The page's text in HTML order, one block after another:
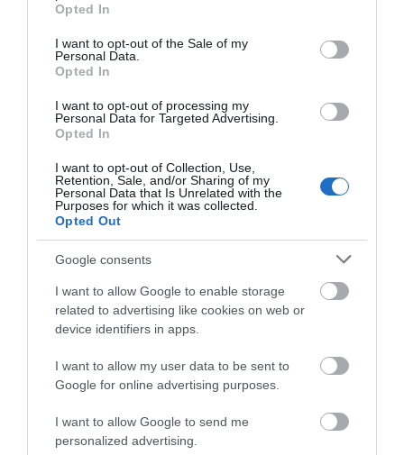
use your data for below specified purposes in below Google
consent section.
Opted In
I want to opt-out of the Sale of my
Personal Data.
Opted In
I want to opt-out of processing my
Personal Data for Targeted Advertising.
Opted In
I want to opt-out of Collection, Use,
Retention, Sale, and/or Sharing of my
Personal Data that Is Unrelated with the
Purposes for which it was collected.
Opted Out
Google consents
I want to allow Google to enable storage
related to advertising like cookies on web or
device identifiers in apps.
I want to allow my user data to be sent to
Google for online advertising purposes.
I want to allow Google to send me
personalized advertising.
Όμιλος ΔΕΗ: Νέα συμφωνία για
χαρτοφυλάκιο έργων ΑΠΕ
08.08.2026 | 14:40
Σήμερα το μεγαλύτερο πανηγύρι
του καλοκαιριού στην Εύβοια
Συρροή πιστών σε αυτό το
Μοναστήρι της Εύβοιας!
Έξοδος Αυγούστου: Οι Αθηναίοι
«ψηφίζουν» Εύβοια για τις
διακοπές τους!
08.08.2026 | 13:40
περιπτώσεις η ΑΑΔΕ επιβάλλει
φόρο από 10% έως 40%
φορά παππούς!
«Κόκκινος»
συναγερμός στην
Εύβοια: Red Code αύριο
Κυριακή – Αυξημένη
ετοιμότητα παντού
Θρήνος σε όλη την
Εύβοια για τον
έφυγε απο την ζωή
Αρχίζουν τα έργα για
το νέο κλειστό
Μεγάλη προσοχή στην